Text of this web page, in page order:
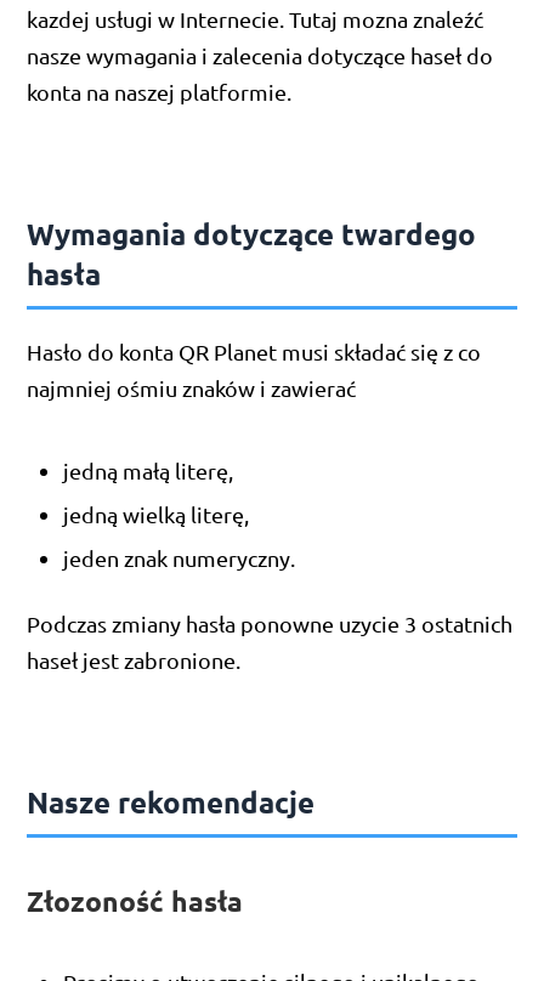
kazdej usługi w Internecie. Tutaj mozna znaleźć
nasze wymagania i zalecenia dotyczące haseł do
konta na naszej platformie.
Wymagania dotyczące twardego
hasła
Hasło do konta QR Planet musi składać się z co
najmniej ośmiu znaków i zawierać
jedną małą literę,
jedną wielką literę,
jeden znak numeryczny.
Podczas zmiany hasła ponowne uzycie 3 ostatnich
haseł jest zabronione.
Nasze rekomendacje
Złozoność hasła